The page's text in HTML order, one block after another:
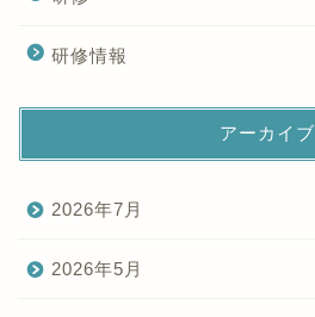
研修情報
アーカイブ
2026年7月
2026年5月